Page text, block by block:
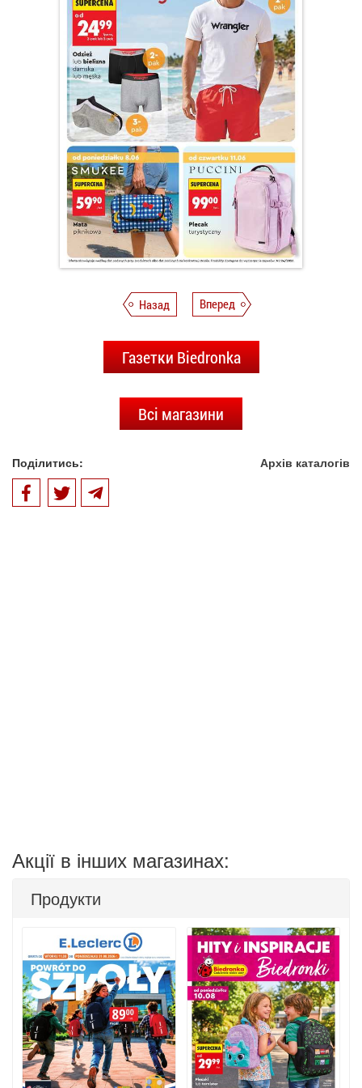
Назад Вперед
Газетки Biedronka
Всі магазини
Поділитись: Архів каталогів
Акції в інших магазинах:
Продукти